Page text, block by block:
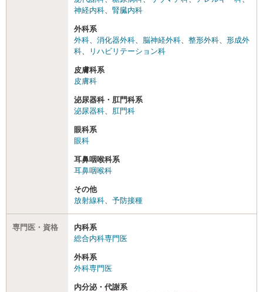
神経内科、 腎臓内科
外科系
外科、 消化器外科、 脳神経外科、 整形外科、 形成外
科、 リハビリテーション科
皮膚科系
皮膚科
泌尿器科・肛門科系
泌尿器科、 肛門科
眼科系
眼科
耳鼻咽喉科系
耳鼻咽喉科
その他
放射線科、 予防接種
専門医・資格
内科系
総合内科専門医
外科系
外科専門医
内分泌・代謝系